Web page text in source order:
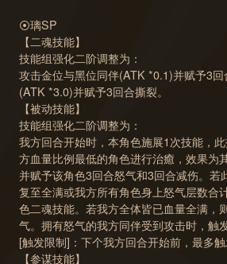
⦿璃SP
【二魂技能】
技能组强化二阶调整为：
攻击金位与黑位同伴(ATK *0.1)并赋予3
(ATK *3.0)并赋予3回合撕裂。
【被动技能】
技能组强化二阶调整为：
我方回合开始时，本角色施展1次技能，
方血量比例最低的角色进行治癒，效果为
并赋予该角色3回合怒气和3回合减伤。若
复至全满或我方所有角色身上怒气层数合
色二魂技能。若我方全体皆已血量全满，
气。拥有怒气的我方同伴受到攻击时，触
[触发限制]：下个我方回合开始前，最多触
【参谋技能】